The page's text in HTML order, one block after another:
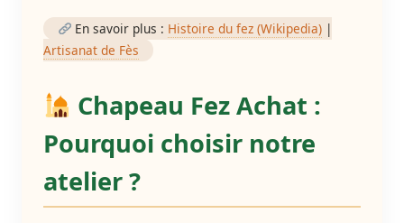
En savoir plus : Histoire du fez (Wikipedia) |
Artisanat de Fès
Chapeau Fez Achat :
Pourquoi choisir notre
atelier ?